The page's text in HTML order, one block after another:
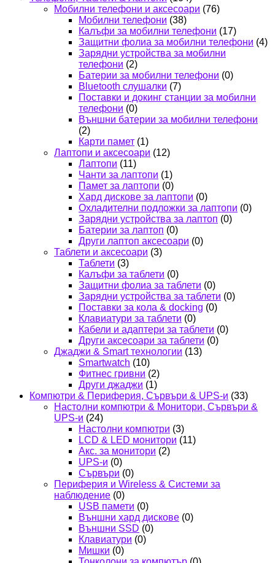
Мобилни телефони и аксесоари (76)
Мобилни телефони (38)
Калъфи за мобилни телефони (17)
Защитни фолиа за мобилни телефони (4)
Зарядни устройства за мобилни
телефони (2)
Батерии за мобилни телефони (0)
Bluetooth слушалки (7)
Поставки и докинг станции за мобилни
телефони (0)
Външни батерии за мобилни телефони
(2)
Карти памет (1)
Лаптопи и аксесоари (12)
Лаптопи (11)
Чанти за лаптопи (1)
Памет за лаптопи (0)
Хард дискове за лаптопи (0)
Охладителни подложки за лаптопи (0)
Зарядни устройства за лаптоп (0)
Батерии за лаптоп (0)
Други лаптоп аксесоари (0)
Таблети и аксесоари (3)
Таблети (3)
Калъфи за таблети (0)
Защитни фолиа за таблети (0)
Зарядни устройства за таблети (0)
Поставки за кола & docking (0)
Клавиатури за таблети (0)
Кабели и адаптери за таблети (0)
Други аксесоари за таблети (0)
Джаджи & Smart технологии (13)
Smartwatch (10)
Фитнес гривни (2)
Други джаджи (1)
Компютри & Периферия, Сървъри & UPS-и (33)
Настолни компютри & Монитори, Сървъри &
UPS-и (24)
Настолни компютри (3)
LCD & LED монитори (11)
Акс. за монитори (2)
UPS-и (0)
Сървъри (0)
Периферия и Wireless & Системи за
наблюдение (0)
USB памети (0)
Външни хард дискове (0)
Външни SSD (0)
Клавиатури (0)
Мишки (0)